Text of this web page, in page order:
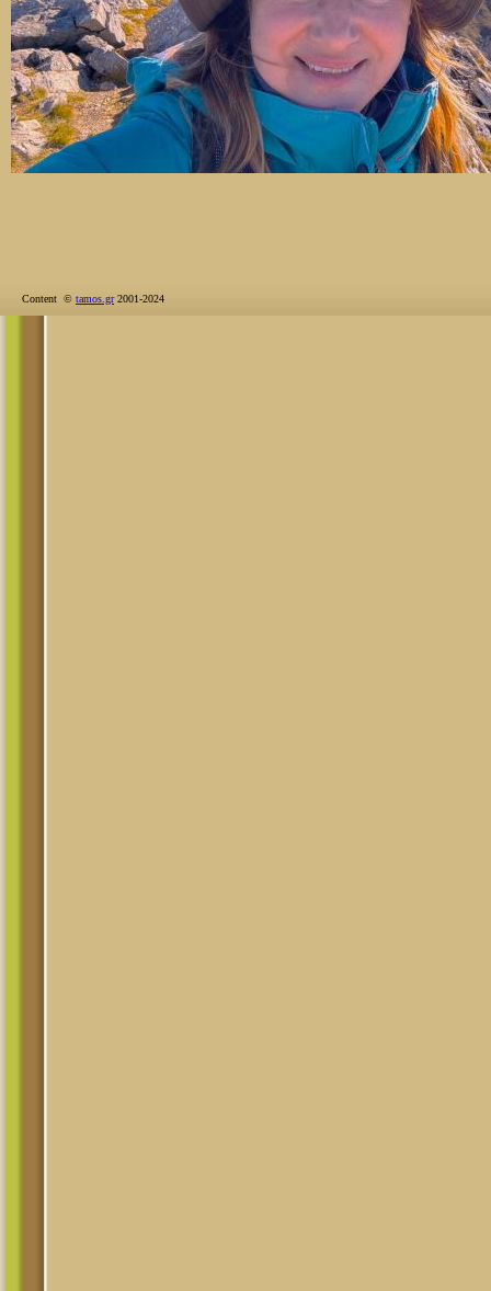
Content © tamos.gr2001-2024